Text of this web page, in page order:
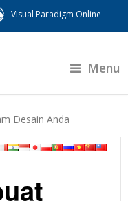
Visual Paradigm Online
Menu
Desain Anda